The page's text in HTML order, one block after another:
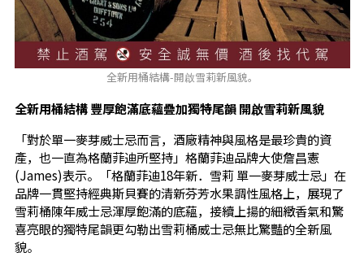
全新用桶結構-開啟雪莉新風貌。
全新用桶結構豐厚飽滿底蘊疊加獨特尾韻開啟雪莉新風貌
「對於單一麥芽威士忌而言，酒廠精神與風格是最珍貴的資
產，也一直為格蘭菲迪所堅持」格蘭菲迪品牌大使詹昌憲
(James)表示。「格蘭菲迪18年新．雪莉 單一麥芽威士忌」在
品牌一貫堅持經典斯貝賽的清新芬芳水果調性風格上，展現了
雪莉桶陳年威士忌渾厚飽滿的底蘊，接續上揚的細緻香氣和驚
喜亮眼的獨特尾韻更勾勒出雪莉桶威士忌無比驚豔的全新風
貌。